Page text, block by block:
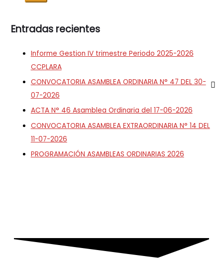
Entradas recientes
Informe Gestion IV trimestre Periodo 2025-2026
CCPLARA
CONVOCATORIA ASAMBLEA ORDINARIA N° 47 DEL 30-
07-2026
ACTA N° 46 Asamblea Ordinaria del 17-06-2026
CONVOCATORIA ASAMBLEA EXTRAORDINARIA N° 14 DEL
11-07-2026
PROGRAMACIÓN ASAMBLEAS ORDINARIAS 2026